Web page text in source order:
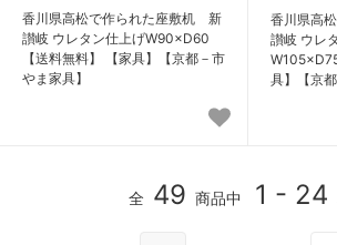
香川県高松で作られた座敷机 新
讃岐 ウレタン仕上げW90×D60
【送料無料】 【家具】【京都－市
やま家具】
香川県高
讃岐 ウレ
具】【京
全 49 商品中 1 - 24